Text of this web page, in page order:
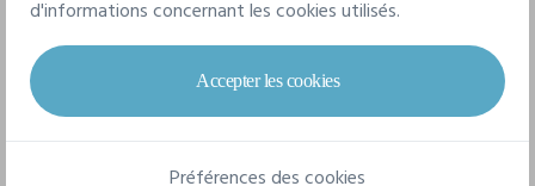
Grammage
200 g/m²
d'informations concernant les cookies utilisés.
Accepter les cookies
Préférences des cookies